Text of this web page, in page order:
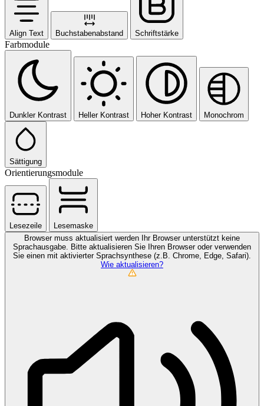
Align Text Buchstabenabstand Schriftstärke
Farbmodule
Dunkler Kontrast Heller Kontrast Hoher Kontrast Monochrom
Sättigung
Orientierungsmodule
Lesezeile
Lesemaske
Browser muss aktualisiert werden
Ihr Browser unterstützt keine
Sprachausgabe. Bitte aktualisieren Sie Ihren Browser oder verwenden
Sie einen mit aktivierter Sprachsynthese (z.B. Chrome, Edge, Safari).
Wie aktualisieren?